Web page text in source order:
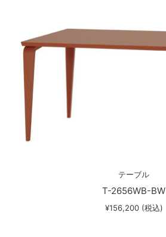
テーブル
T-2656WB-BW
¥156,200 (税込)